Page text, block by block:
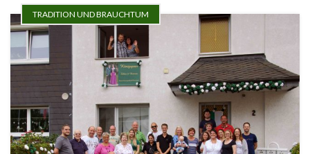
TRADITION UND BRAUCHTUM